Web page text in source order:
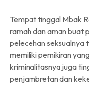
Tempat tinggal Mbak
ramah dan aman buat
pelecehan seksualnya
memiliki pemikiran
kriminalitasnya juga
penjambretan dan